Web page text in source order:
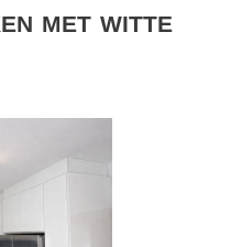
met witte